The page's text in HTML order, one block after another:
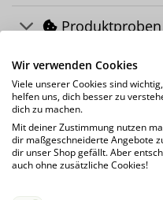
Produktproben
FAQ
Über uns
Wir verwenden Cookies
Viele unserer Cookies sind
helfen uns, dich besser zu
dich zu machen.
Mit deiner Zustimmung nutzen
dir maßgeschneiderte Angebote
dir unser Shop gefällt. Aber
auch ohne zusätzliche Cookies!